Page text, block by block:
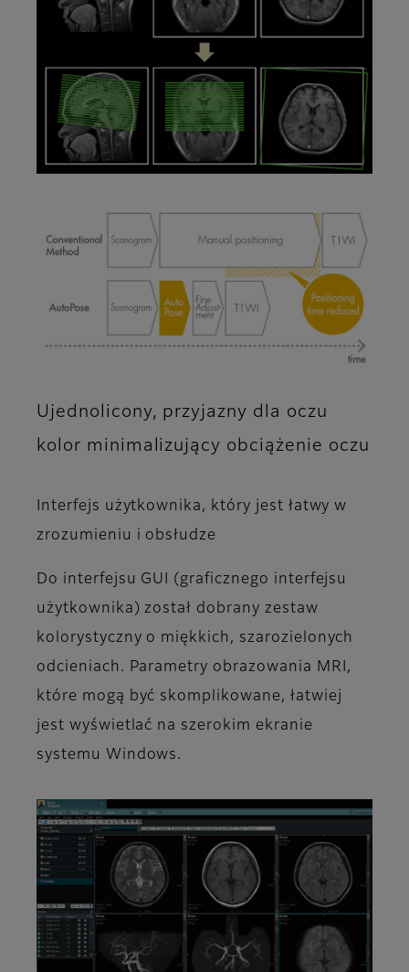
Ujednolicony, przyjazny dla oczu
kolor minimalizujący obciążenie oczu
Interfejs użytkownika, który jest łatwy w
zrozumieniu i obsłudze
Do interfejsu GUI (graficznego interfejsu
użytkownika) został dobrany zestaw
kolorystyczny o miękkich, szarozielonych
odcieniach. Parametry obrazowania MRI,
które mogą być skomplikowane, łatwiej
jest wyświetlać na szerokim ekranie
systemu Windows.